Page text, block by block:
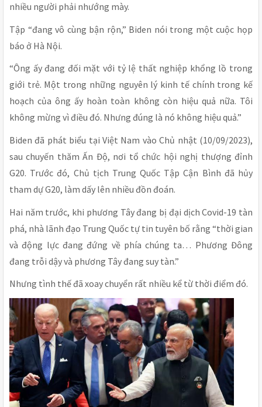
nhiều người phải nhướng mày.
Tập “đang vô cùng bận rộn,” Biden nói trong một cuộc họp
báo ở Hà Nội.
“Ông ấy đang đối mặt với tỷ lệ thất nghiệp khổng lồ trong
giới trẻ. Một trong những nguyên lý kinh tế chính trong kế
hoạch của ông ấy hoàn toàn không còn hiệu quả nữa. Tôi
không mừng vì điều đó. Nhưng đúng là nó không hiệu quả.”
Biden đã phát biểu tại Việt Nam vào Chủ nhật (10/09/2023),
sau chuyến thăm Ấn Độ, nơi tổ chức hội nghị thượng đỉnh
G20. Trước đó, Chủ tịch Trung Quốc Tập Cận Bình đã hủy
tham dự G20, làm dấy lên nhiều đồn đoán.
Hai năm trước, khi phương Tây đang bị đại dịch Covid-19 tàn
phá, nhà lãnh đạo Trung Quốc tự tin tuyên bố rằng “thời gian
và động lực đang đứng về phía chúng ta… Phương Đông
đang trỗi dậy và phương Tây đang suy tàn.”
Nhưng tình thế đã xoay chuyển rất nhiều kể từ thời điểm đó.